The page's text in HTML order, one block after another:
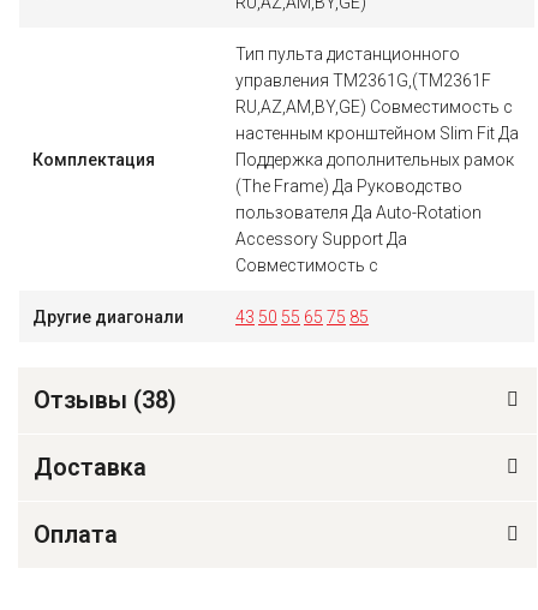
Комплектация
Тип пульта дистанционного
управления TM2361G,(TM2361F
RU,AZ,AM,BY,GE) Совместимость с
настенным кронштейном Slim Fit Да
Поддержка дополнительных рамок
(The Frame) Да Руководство
пользователя Да Auto-Rotation
Accessory Support Да
Совместимость с
Другие диагонали 43 50 55 65 75 85
Отзывы (38)
Доставка
Оплата